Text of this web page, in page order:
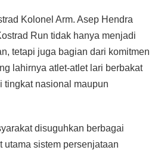
Kolonel Arm. Asep Hendra
Run tidak hanya menjadi
tetapi juga bagian dari komitmen
lahirnya atlet-atlet lari berbakat
tingkat nasional maupun
disuguhkan berbagai
utama sistem persenjataan